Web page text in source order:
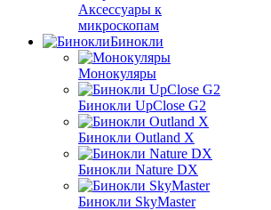
Аксессуары к
микроскопам
Бинокли
Монокуляры
Бинокли UpClose G2
Бинокли Outland X
Бинокли Nature DX
Бинокли SkyMaster